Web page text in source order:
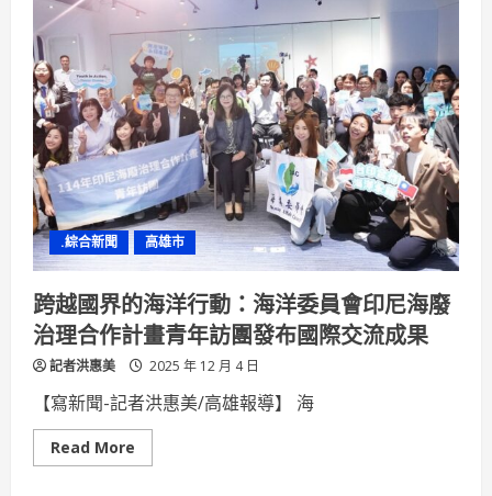
化
交
流
新
里
程
碑
心
技
術
移
轉
台
朔
重
工
攜
手
推
動
rTMS
治
療
系
統
.綜合新聞 高雄市
跨越國界的海洋行動：海洋委員會印尼海廢
治理合作計畫青年訪團發布國際交流成果
記者洪惠美 2025 年 12 月 4 日
【寫新聞-記者洪惠美/高雄報導】 海
Read More
more